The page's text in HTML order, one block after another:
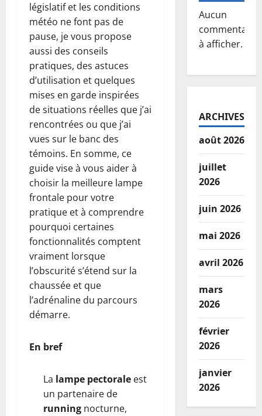
législatif et les conditions
météo ne font pas de
pause, je vous propose
aussi des conseils
pratiques, des astuces
d’utilisation et quelques
mises en garde inspirées
de situations réelles que j’ai
rencontrées ou que j’ai
vues sur le banc des
témoins. En somme, ce
guide vise à vous aider à
choisir la meilleure lampe
frontale pour votre
pratique et à comprendre
pourquoi certaines
fonctionnalités comptent
vraiment lorsque
l’obscurité s’étend sur la
chaussée et que
l’adrénaline du parcours
démarre.
En bref
La lampe pectorale est
un partenaire de
running nocturne,
Aucun
commentaire
à afficher.
ARCHIVES
août 2026
juillet
2026
juin 2026
mai 2026
avril 2026
mars
2026
février
2026
janvier
2026